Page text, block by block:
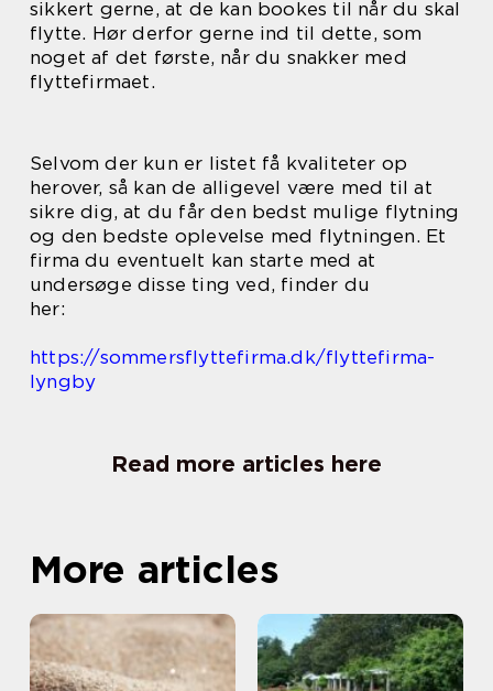
sikkert gerne, at de kan bookes til når du skal
flytte. Hør derfor gerne ind til dette, som
noget af det første, når du snakker med
flyttefirmaet.
Selvom der kun er listet få kvaliteter op
herover, så kan de alligevel være med til at
sikre dig, at du får den bedst mulige flytning
og den bedste oplevelse med flytningen. Et
firma du eventuelt kan starte med at
undersøge disse ting ved, finder du
her:
https://sommersflyttefirma.dk/flyttefirma-
lyngby
Read more articles here
More articles